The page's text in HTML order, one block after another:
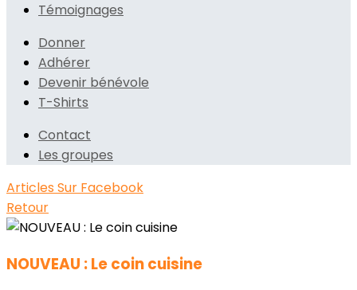
Témoignages
Donner
Adhérer
Devenir bénévole
T-Shirts
Contact
Les groupes
Articles Sur Facebook
Retour
NOUVEAU : Le coin cuisine